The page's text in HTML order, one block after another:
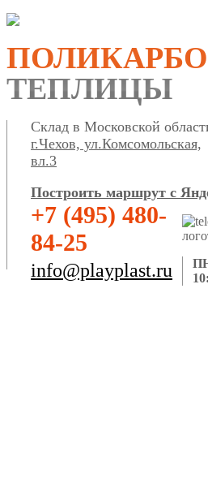
ТЕПЛИЦЫ
Склад в Московской
г.Чехов, ул.Комсомольская,
вл.3
Построить маршрут с
+7 (495) 480-
84-25
info@playplast.ru